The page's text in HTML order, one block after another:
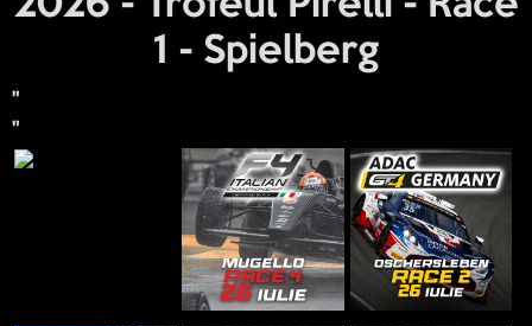
1 - Spielberg
"
"